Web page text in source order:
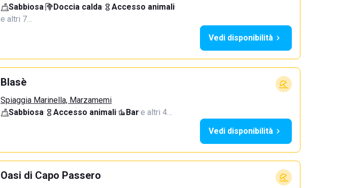
Sabbiosa· Doccia calda· Accesso animali·
e altri 7…
Vedi disponibilità
Blasè
Spiaggia Marinella, Marzamemi
Sabbiosa· Accesso animali· Bar·e altri 4…
Vedi disponibilità
Oasi di Capo Passero